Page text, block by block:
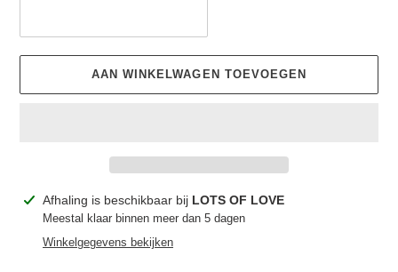
AAN WINKELWAGEN TOEVOEGEN
Product
toegevoegen
Afhaling is beschikbaar bij LOTS OF LOVE
Meestal klaar binnen meer dan 5 dagen
Winkelgegevens bekijken